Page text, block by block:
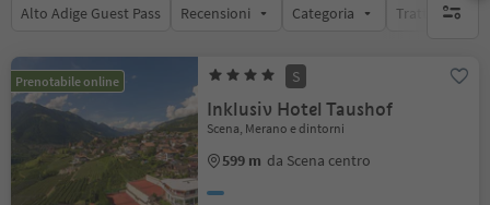
Alto Adige Guest Pass Recensioni Categoria Trattamento
filtri
Prenotabile online S
Inklusiv Hotel Taushof
Scena, Merano e dintorni
599 m da Scena centro